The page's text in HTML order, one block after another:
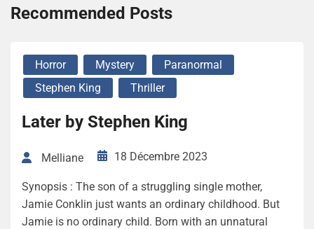
Recommended Posts
Horror Mystery
Paranormal
Stephen King
Thriller
Later by Stephen King
Melliane 18 Décembre 2023
Synopsis : The son of a struggling single mother,
Jamie Conklin just wants an ordinary childhood. But
Jamie is no ordinary child. Born with an unnatural